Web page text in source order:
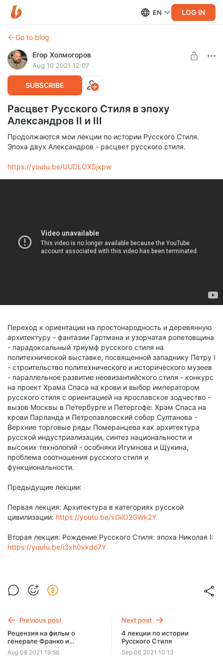
EN LOG IN
Go to blog
Егор Холмогоров
Aug 10 2021 12:07
SUBSCRIBE
Расцвет Русского Стиля в эпоху
Александров II и III
Продолжаются мои лекции по истории Русского Стиля.
Эпоха двух Александров - расцвет русского стиля.
https://youtu.be/UUDLOXSjxpw
Переход к ориентации на простонародность и деревянную
архитектуру - фантазии Гартмана и узорчатая ропетовщина
- парадоксальный триумф русского стиля на
политехнической выставке, посвященной западнику Петру I
- строительство политехнического и исторического музеев
- параллельное развитие неовизантийского стиля - конкурс
на проект Храма Спаса на крови и выбор императором
русского стиля с ориентацией на ярославское зодчество -
вызов Москвы в Петербурге и Петергофе: Храм Спаса на
крови Парланда и Петропавловский собор Султанова -
Верхние торговые ряды Померанцева как архитектура
русской индустриализации, синтез национальности и
высоких технологий - особняки Игумнова и Щукина,
проблема соотношения русского стиля и
функциональности.
Предыдущие лекции:
Первая лекция: Архитектура в категориях русской
цивилизации: https://youtu.be/vGilO2GWk2Y
Вторая лекция: Рождение Русского Стиля: эпоха Николая I:
https://youtu.be/i3xh0xkdo7Y
Previous post
Рецензия на фильм о
генерале Франко и
философе Унамуно
Aug 08 2021 19:56
Next post
4 лекции по истории
Русского Стиля
Sep 06 2021 10:13